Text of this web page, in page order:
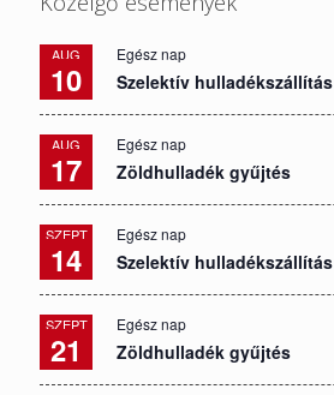
AUG
10
Egész nap
Szelektív hulladékszállítás
AUG
17
Egész nap
Zöldhulladék gyűjtés
SZEPT
14
Egész nap
Szelektív hulladékszállítás
SZEPT
21
Egész nap
Zöldhulladék gyűjtés